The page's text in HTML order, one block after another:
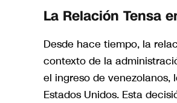
La Relación Tensa
Desde hace tiempo, la
contexto de la
el ingreso de
Estados Unidos. Esta